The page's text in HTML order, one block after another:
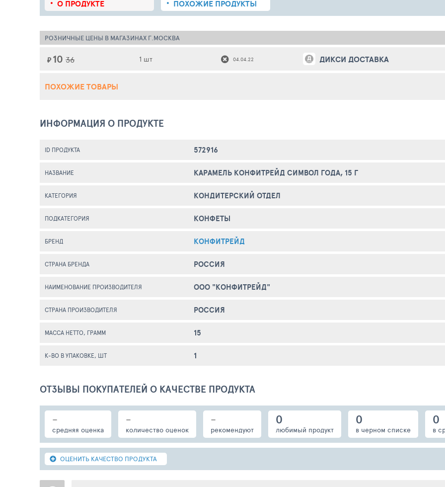
О ПРОДУКТЕ ПОХОЖИЕ ПРОДУКТЫ
РОЗНИЧНЫЕ ЦЕНЫ В МАГАЗИНАХ Г.МОСКВА
₽ 10 36 1 шт 04.04.22 ДИКСИ ДОСТАВКА
ПОХОЖИЕ ТОВАРЫ
ИНФОРМАЦИЯ О ПРОДУКТЕ
ID ПРОДУКТА 572916
НАЗВАНИЕ КАРАМЕЛЬ КОНФИТРЕЙД СИМВОЛ ГОДА, 15 Г
КАТЕГОРИЯ КОНДИТЕРСКИЙ ОТДЕЛ
ПОДКАТЕГОРИЯ КОНФЕТЫ
БРЕНД КОНФИТРЕЙД
СТРАНА БРЕНДА РОССИЯ
НАИМЕНОВАНИЕ ПРОИЗВОДИТЕЛЯ ООО "КОНФИТРЕЙД"
СТРАНА ПРОИЗВОДИТЕЛЯ РОССИЯ
МАССА НЕТТО, ГРАММ 15
К-ВО В УПАКОВКЕ, ШТ 1
ОТЗЫВЫ ПОКУПАТЕЛЕЙ О КАЧЕСТВЕ ПРОДУКТА
-
средняя оценка
-
количество оценок
-
рекомендуют
0
любимый продукт
0
в черном списке
0
в
ОЦЕНИТЬ КАЧЕСТВО ПРОДУКТА